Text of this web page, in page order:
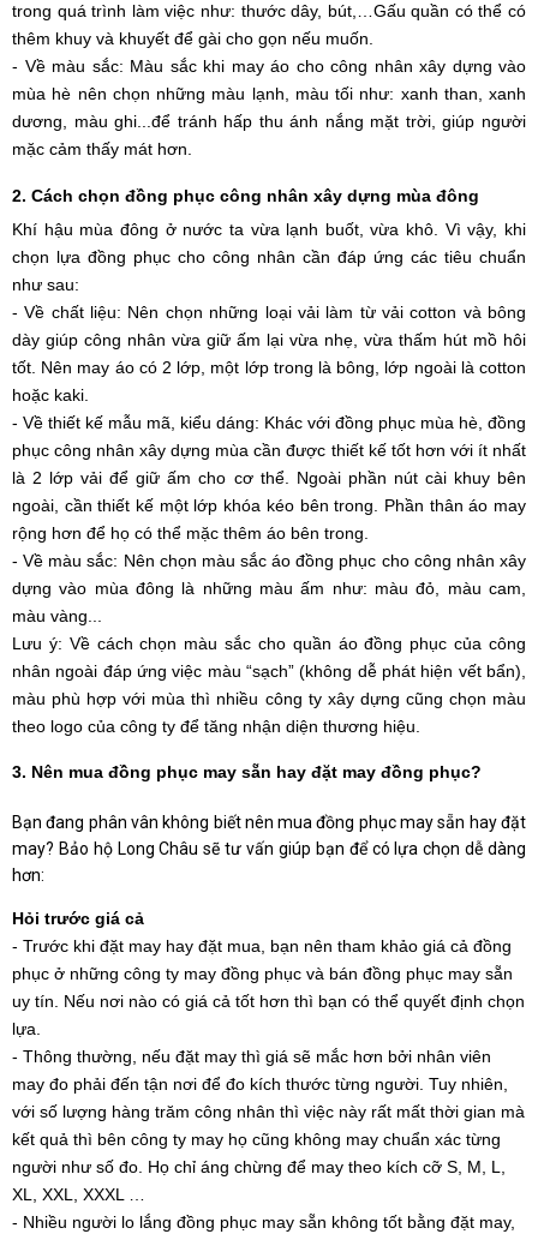
trong quá trình làm việc như: thước dây, bút,…Gấu quần có thể có
thêm khuy và khuyết để gài cho gọn nếu muốn.
- Về màu sắc: Màu sắc khi may áo cho công nhân xây dựng vào
mùa hè nên chọn những màu lạnh, màu tối như: xanh than, xanh
dương, màu ghi...để tránh hấp thu ánh nắng mặt trời, giúp người
mặc cảm thấy mát hơn.
2. Cách chọn đồng phục công nhân xây dựng mùa đông
Khí hậu mùa đông ở nước ta vừa lạnh buốt, vừa khô. Vì vậy, khi
chọn lựa đồng phục cho công nhân cần đáp ứng các tiêu chuẩn
như sau:
- Về chất liệu: Nên chọn những loại vải làm từ vải cotton và bông
dày giúp công nhân vừa giữ ấm lại vừa nhẹ, vừa thấm hút mồ hôi
tốt. Nên may áo có 2 lớp, một lớp trong là bông, lớp ngoài là cotton
hoặc kaki.
- Về thiết kế mẫu mã, kiểu dáng: Khác với đồng phục mùa hè, đồng
phục công nhân xây dựng mùa cần được thiết kế tốt hơn với ít nhất
là 2 lớp vải để giữ ấm cho cơ thể. Ngoài phần nút cài khuy bên
ngoài, cần thiết kế một lớp khóa kéo bên trong. Phần thân áo may
rộng hơn để họ có thể mặc thêm áo bên trong.
- Về màu sắc: Nên chọn màu sắc áo đồng phục cho công nhân xây
dựng vào mùa đông là những màu ấm như: màu đỏ, màu cam,
màu vàng...
Lưu ý: Về cách chọn màu sắc cho quần áo đồng phục của công
nhân ngoài đáp ứng việc màu “sạch” (không dễ phát hiện vết bẩn),
màu phù hợp với mùa thì nhiều công ty xây dựng cũng chọn màu
theo logo của công ty để tăng nhận diện thương hiệu.
3. Nên mua đồng phục may sẵn hay đặt may đồng phục?
Bạn đang phân vân không biết nên mua đồng phục may sẵn hay đặt
may? Bảo hộ Long Châu sẽ tư vấn giúp bạn để có lựa chọn dễ dàng
hơn:
Hỏi trước giá cả
- Trước khi đặt may hay đặt mua, bạn nên tham khảo giá cả đồng
phục ở những công ty may đồng phục và bán đồng phục may sẵn
uy tín. Nếu nơi nào có giá cả tốt hơn thì bạn có thể quyết định chọn
lựa.
- Thông thường, nếu đặt may thì giá sẽ mắc hơn bởi nhân viên
may đo phải đến tận nơi để đo kích thước từng người. Tuy nhiên,
với số lượng hàng trăm công nhân thì việc này rất mất thời gian mà
kết quả thì bên công ty may họ cũng không may chuẩn xác từng
người như số đo. Họ chỉ áng chừng để may theo kích cỡ S, M, L,
XL, XXL, XXXL …
- Nhiều người lo lắng đồng phục may sẵn không tốt bằng đặt may,